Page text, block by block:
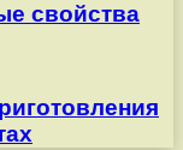
свойства